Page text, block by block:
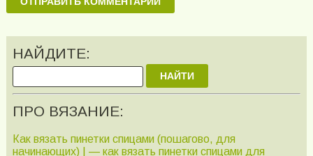
НАЙДИТЕ:
НАЙТИ
ПРО ВЯЗАНИЕ:
Как вязать пинетки спицами (пошагово, для
начинающих) | — как вязать пинетки спицами для